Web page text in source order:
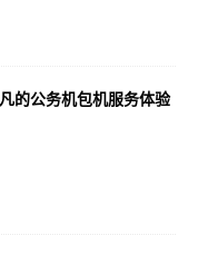
的公务机包机服务体验